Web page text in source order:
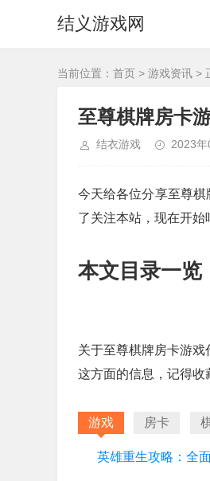
结义游戏网
当前位置： 首页 > 游戏资讯 >
至尊棋牌房卡
结衣游戏 2023
今天给各位分享至尊
了关注本站，现在开始
本文目录一览
关于至尊棋牌房卡游
这方面的信息，记得收
游戏 房卡
英雄重生攻略：全